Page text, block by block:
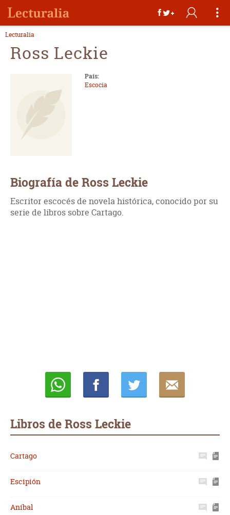
Lecturalia
Ross Leckie
País:
Escocia
Biografía de Ross Leckie
Escritor escocés de novela histórica, conocido por su
serie de libros sobre Cartago.
Libros de Ross Leckie
Cartago
Escipión
Aníbal